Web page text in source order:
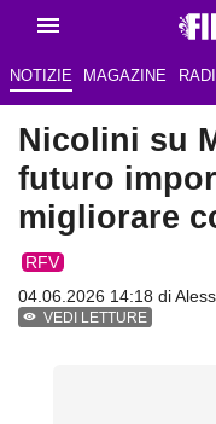
NOTIZIE MAGAZINE
Nicolini su
futuro
migliorare
RFV
04.06.2026 14:18 di
VEDI LETTURE